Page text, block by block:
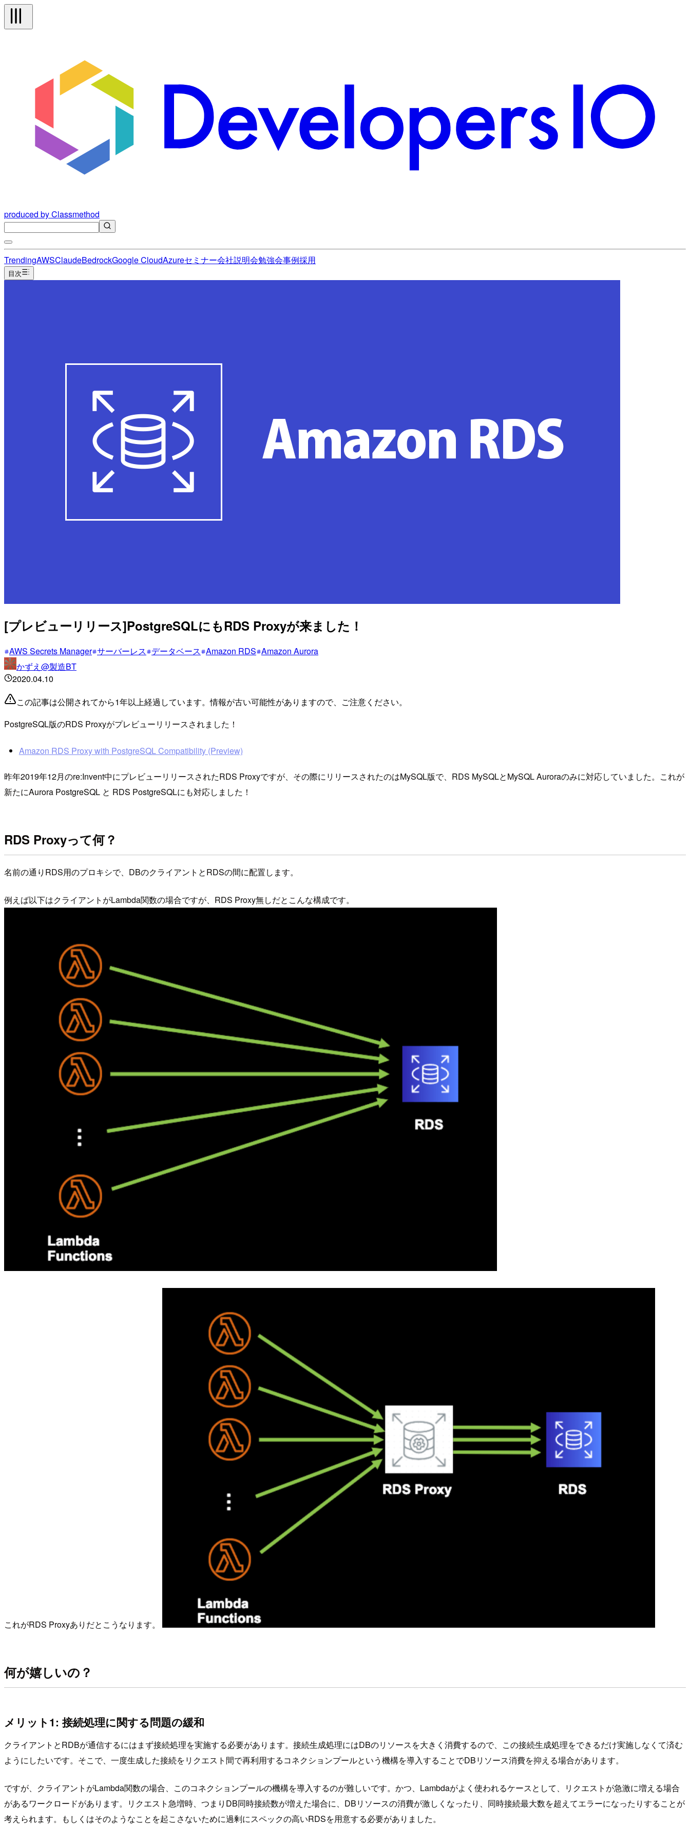
produced by Classmethod
TrendingAWSClaudeBedrockGoogle CloudAzureセミナー会社説明会勉強会事例採用
目次
[プレビューリリース]PostgreSQLにもRDS Proxyが来ました！
AWS Secrets Manager サーバーレス データベース Amazon RDS Amazon Aurora
かずえ@製造BT
2020.04.10
この記事は公開されてから1年以上経過しています。情報が古い可能性がありますので、ご注意ください。
PostgreSQL版のRDS Proxyがプレビューリリースされました！
Amazon RDS Proxy with PostgreSQL Compatibility (Preview)
昨年2019年12月のre:Invent中にプレビューリリースされたRDS Proxyですが、その際にリリースされたのはMySQL版で、RDS MySQLとMySQL Auroraのみに対応していました。これが
新たにAurora PostgreSQL と RDS PostgreSQLにも対応しました！
RDS Proxyって何？
名前の通りRDS用のプロキシで、DBのクライアントとRDSの間に配置します。
例えば以下はクライアントがLambda関数の場合ですが、RDS Proxy無しだとこんな構成です。
これがRDS Proxyありだとこうなります。
何が嬉しいの？
メリット1: 接続処理に関する問題の緩和
クライアントとRDBが通信するにはまず接続処理を実施する必要があります。接続生成処理にはDBのリソースを大きく消費するので、この接続生成処理をできるだけ実施しなくて済む
ようにしたいです。そこで、一度生成した接続をリクエスト間で再利用するコネクションプールという機構を導入することでDBリソース消費を抑える場合があります。
ですが、クライアントがLambda関数の場合、このコネクションプールの機構を導入するのが難しいです。かつ、Lambdaがよく使われるケースとして、リクエストが急激に増える場合
があるワークロードがあります。リクエスト急増時、つまりDB同時接続数が増えた場合に、DBリソースの消費が激しくなったり、同時接続最大数を超えてエラーになったりすることが
考えられます。もしくはそのようなことを起こさないために過剰にスペックの高いRDSを用意する必要がありました。